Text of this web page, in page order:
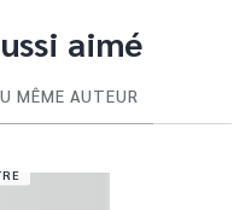
aimé
MÊME AUTEUR